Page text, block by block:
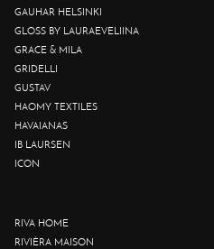
GAUHAR HELSINKI
GLOSS BY LAURAEVELIINA
GRACE & MILA
GRIDELLI
GUSTAV
HAOMY TEXTILES
HAVAIANAS
IB LAURSEN
ICON
RIVA HOME
RIVIÈRA MAISON